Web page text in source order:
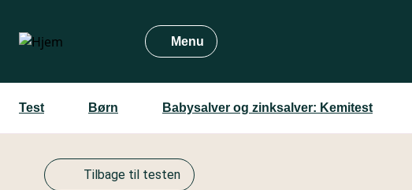
hovedindhold
Menu
Test Børn Babysalver og zinksalver: Kemitest
Tilbage til testen